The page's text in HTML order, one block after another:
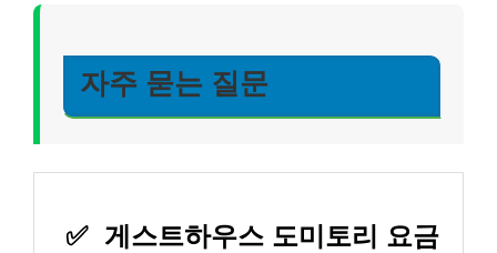
자주 묻는 질문
✅ 게스트하우스 도미토리 요금